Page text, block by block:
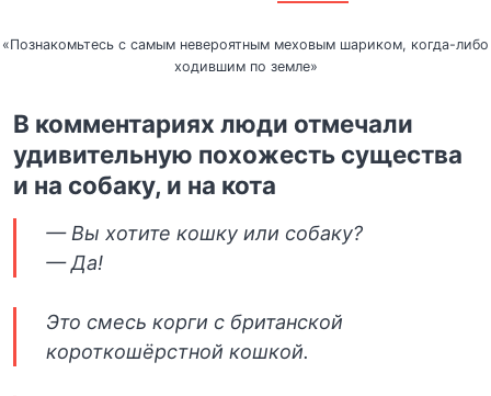
«Познакомьтесь с самым невероятным меховым шариком, когда-либо
ходившим по земле»
В комментариях люди отмечали
удивительную похожесть существа
и на собаку, и на кота
— Вы хотите кошку или собаку?
— Да!
Это смесь корги с британской
короткошёрстной кошкой.